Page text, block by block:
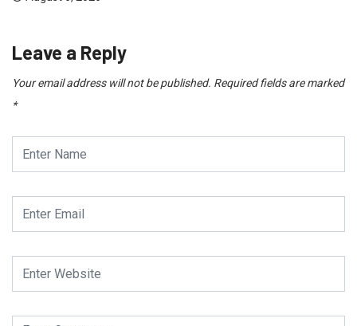
Leave a Reply
Your email address will not be published. Required fields are marked
*